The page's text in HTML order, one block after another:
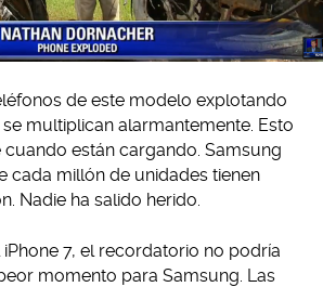
de este modelo explotando
multiplican alarmantemente. Esto
están cargando. Samsung
cada millón de unidades tienen
Nadie ha salido herido.
7, el recordatorio no podría
momento para Samsung. Las